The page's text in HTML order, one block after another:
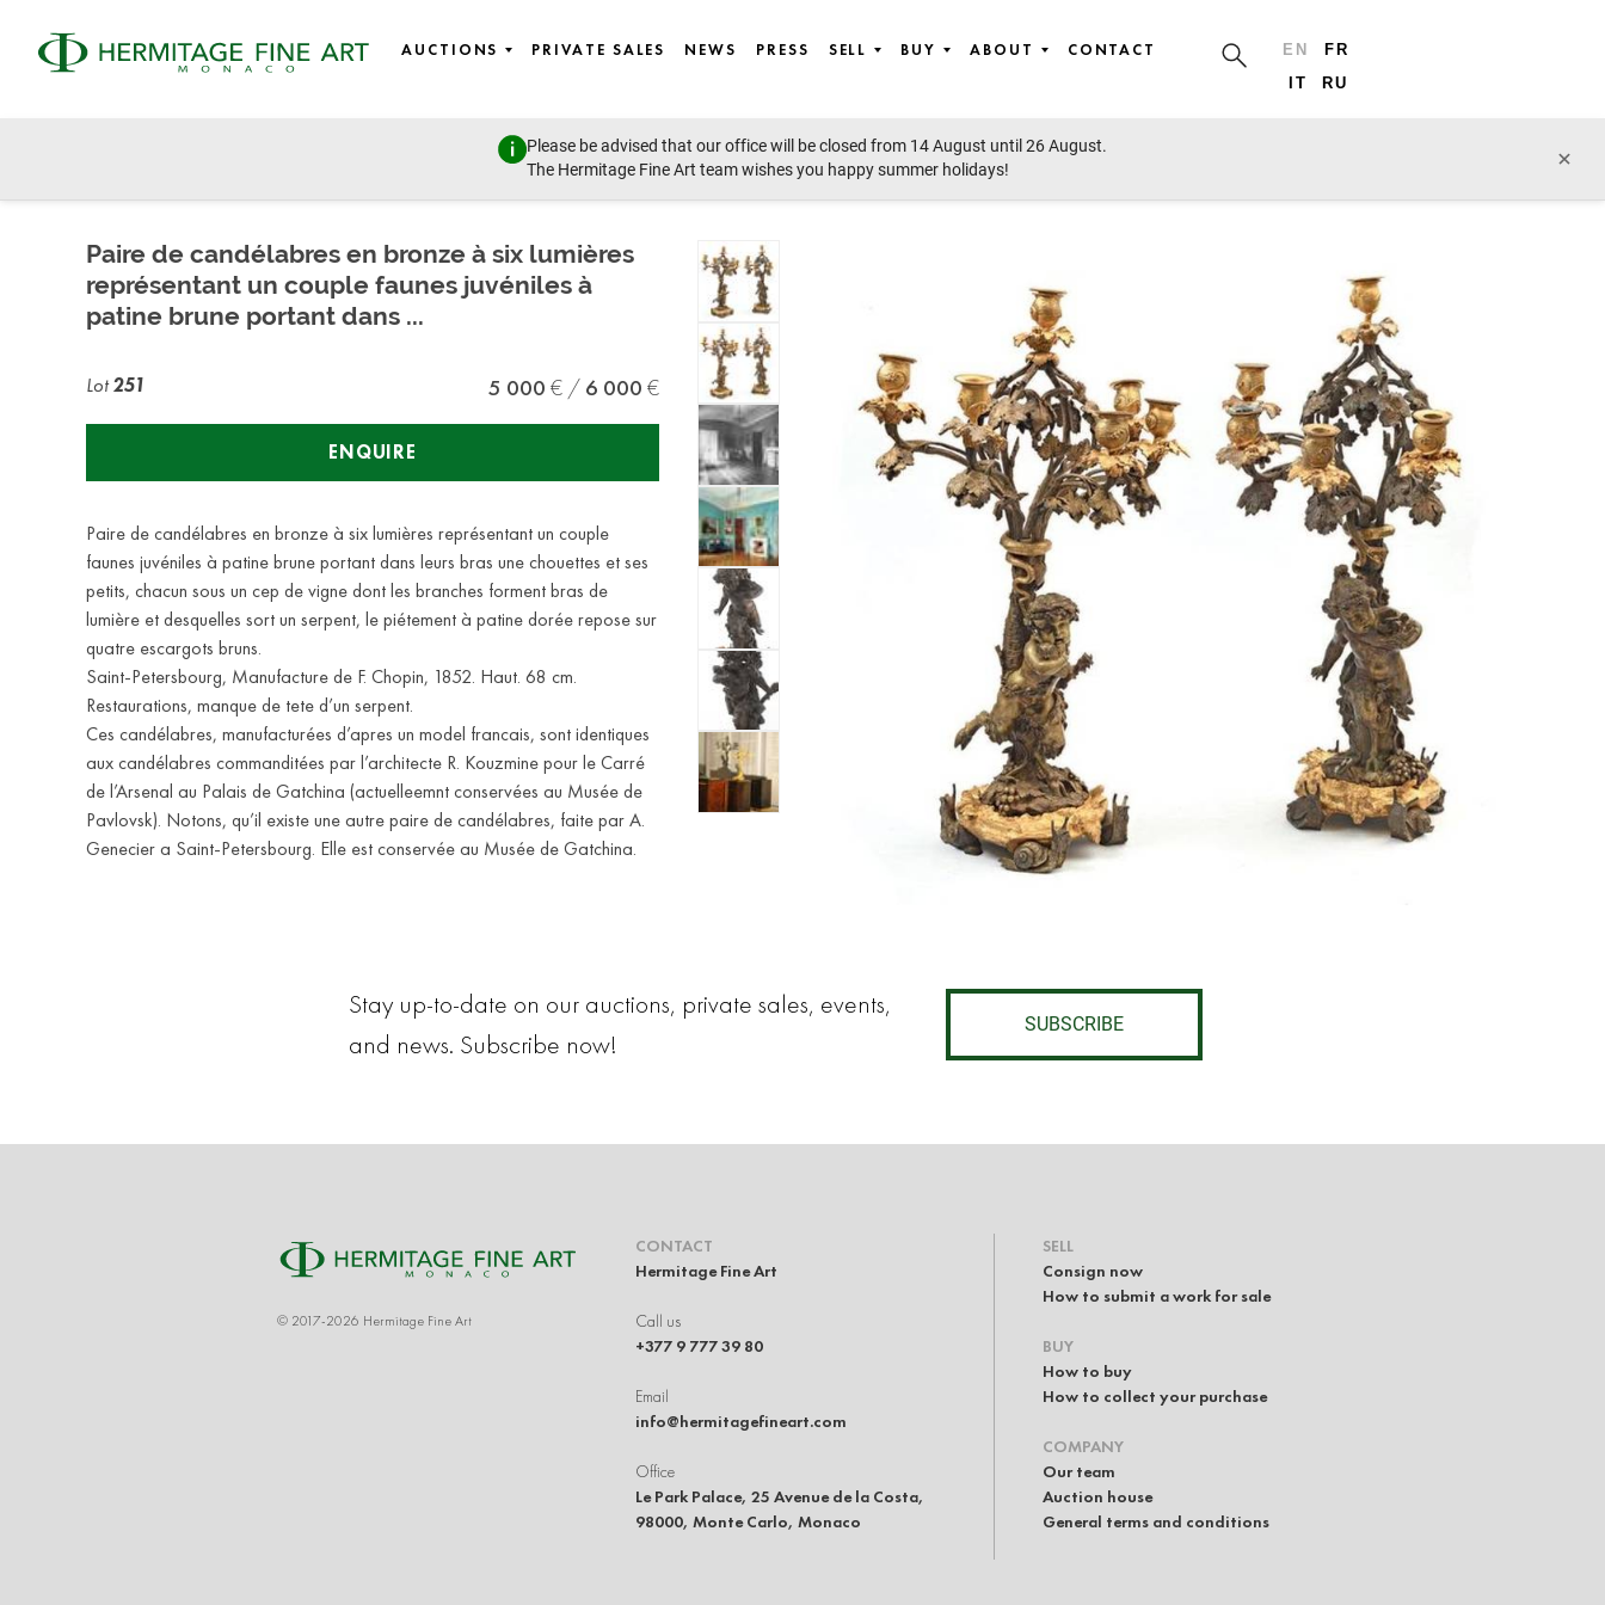
AUCTIONS PRIVATE SALES NEWS PRESS SELL BUY ABOUT CONTACT EN
FR
IT
RU
Please be advised that our office will be closed from 14 August until 26 August.
The Hermitage Fine Art team wishes you happy summer holidays!
×
Paire de candélabres en bronze à six lumières
représentant un couple faunes juvéniles à
patine brune portant dans ...
Lot251 5 000 6 000
ENQUIRE
Paire de candélabres en bronze à six lumières représentant un couple
faunes juvéniles à patine brune portant dans leurs bras une chouettes et ses
petits, chacun sous un cep de vigne dont les branches forment bras de
lumière et desquelles sort un serpent, le piétement à patine dorée repose sur
quatre escargots bruns.
Saint-Petersbourg, Manufacture de F. Chopin, 1852. Haut. 68 cm.
Restaurations, manque de tete d’un serpent.
Ces candélabres, manufacturées d’apres un model francais, sont identiques
aux candélabres commanditées par l’architecte R. Kouzmine pour le Carré
de l’Arsenal au Palais de Gatchina (actuelleemnt conservées au Musée de
Pavlovsk). Notons, qu’il existe une autre paire de candélabres, faite par A.
Genecier a Saint-Petersbourg. Elle est conservée au Musée de Gatchina.
Stay up-to-date on our auctions, private sales, events,
and news. Subscribe now!
SUBSCRIBE
© 2017-2026 Hermitage Fine Art
CONTACT
Hermitage Fine Art
Call us
+377 9 777 39 80
Email
info@hermitagefineart.com
Office
Le Park Palace, 25 Avenue de la Costa,
98000, Monte Carlo, Monaco
SELL
Consign now
How to submit a work for sale
BUY
How to buy
How to collect your purchase
COMPANY
Our team
Auction house
General terms and conditions